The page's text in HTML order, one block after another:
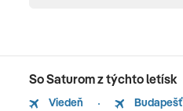
So Saturom z týchto letísk
Viedeň Budapešť